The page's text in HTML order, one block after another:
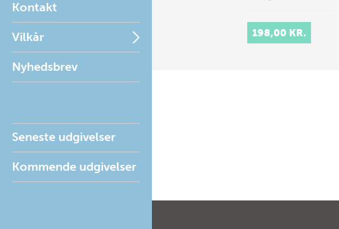
Kontakt
Vilkår
Nyhedsbrev
Seneste udgivelser
Kommende udgivelser
198,00 KR.